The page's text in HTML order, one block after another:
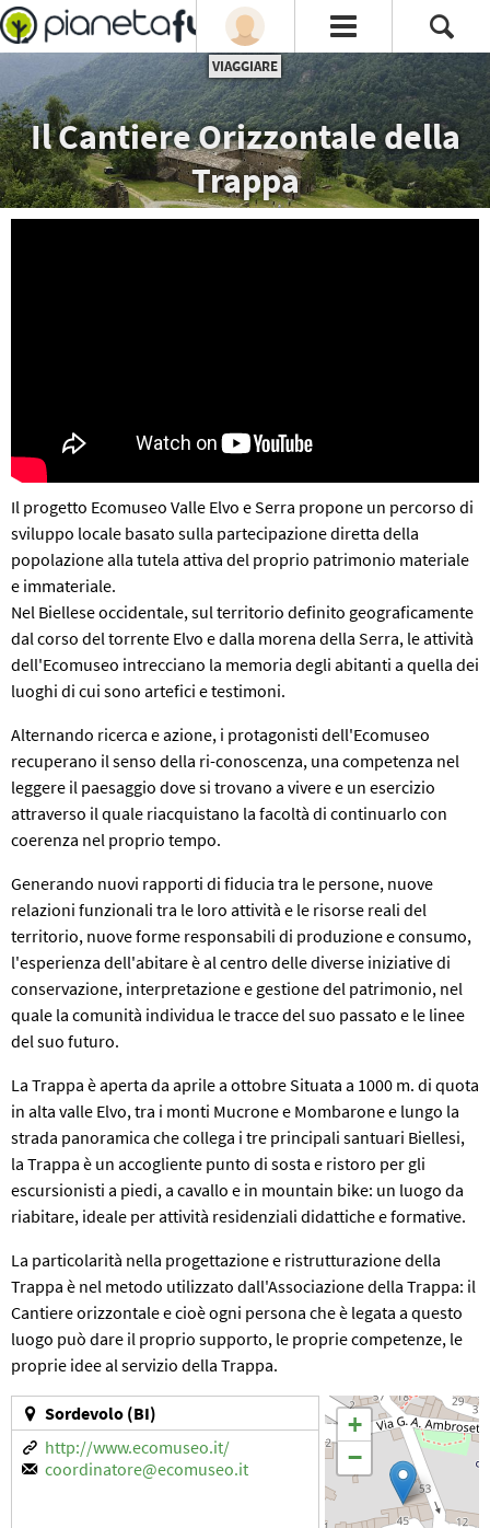
VIAGGIARE
Il Cantiere Orizzontale della
Trappa
Il progetto Ecomuseo Valle Elvo e Serra propone un percorso di
sviluppo locale basato sulla partecipazione diretta della
popolazione alla tutela attiva del proprio patrimonio materiale
e immateriale.
Nel Biellese occidentale, sul territorio definito geograficamente
dal corso del torrente Elvo e dalla morena della Serra, le attività
dell'Ecomuseo intrecciano la memoria degli abitanti a quella dei
luoghi di cui sono artefici e testimoni.
Alternando ricerca e azione, i protagonisti dell'Ecomuseo
recuperano il senso della ri-conoscenza, una competenza nel
leggere il paesaggio dove si trovano a vivere e un esercizio
attraverso il quale riacquistano la facoltà di continuarlo con
coerenza nel proprio tempo.
Generando nuovi rapporti di fiducia tra le persone, nuove
relazioni funzionali tra le loro attività e le risorse reali del
territorio, nuove forme responsabili di produzione e consumo,
l'esperienza dell'abitare è al centro delle diverse iniziative di
conservazione, interpretazione e gestione del patrimonio, nel
quale la comunità individua le tracce del suo passato e le linee
del suo futuro.
La Trappa è aperta da aprile a ottobre Situata a 1000 m. di quota
in alta valle Elvo, tra i monti Mucrone e Mombarone e lungo la
strada panoramica che collega i tre principali santuari Biellesi,
la Trappa è un accogliente punto di sosta e ristoro per gli
escursionisti a piedi, a cavallo e in mountain bike: un luogo da
riabitare, ideale per attività residenziali didattiche e formative.
La particolarità nella progettazione e ristrutturazione della
Trappa è nel metodo utilizzato dall'Associazione della Trappa: il
Cantiere orizzontale e cioè ogni persona che è legata a questo
luogo può dare il proprio supporto, le proprie competenze, le
proprie idee al servizio della Trappa.
+
−
Sordevolo (BI)
http://www.ecomuseo.it/
coordinatore@ecomuseo.it